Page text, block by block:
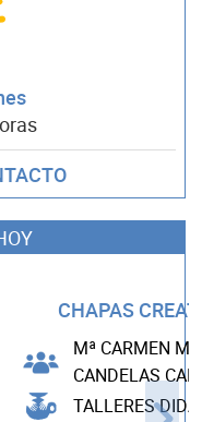
CHAPAS
Mª CARMEN
CANDELAS
TALLERES